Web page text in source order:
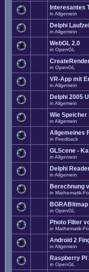
Interesantes
in Allgemein
Delphi
in Allgemein
WebGL 2.0
in OpenGL
in OpenGL
VR-App mit
in Allgemein
Delphi 2005
in Allgemein
Wie
in Allgemein
Allgemeines
in Feedback
GLScene -
in Allgemein
Delphi
in Allgemein
Berechnung
in Mathematik-
in OpenGL
Photo FIlter
in Mathematik-
Android 2
in Allgemein
Raspberry PI
in OpenGL